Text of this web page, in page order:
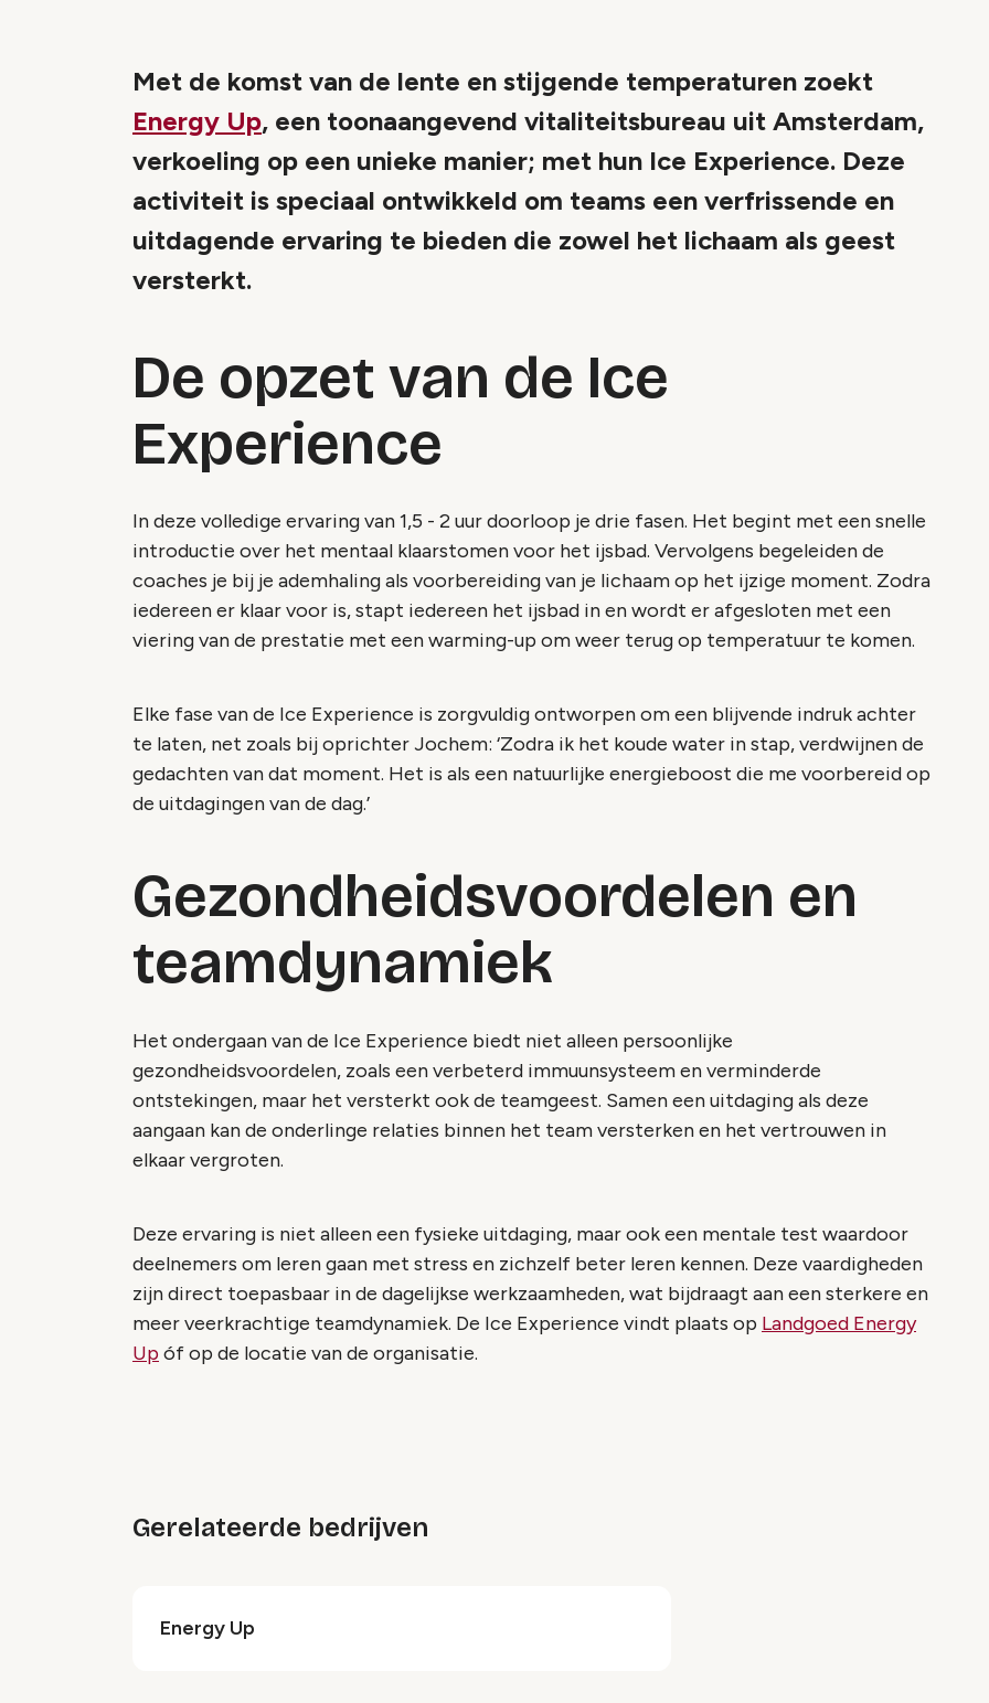
Met de komst van de lente en stijgende temperaturen zoekt
Energy Up, een toonaangevend vitaliteitsbureau uit Amsterdam,
verkoeling op een unieke manier; met hun Ice Experience. Deze
activiteit is speciaal ontwikkeld om teams een verfrissende en
uitdagende ervaring te bieden die zowel het lichaam als geest
versterkt.
De opzet van de Ice
Experience
In deze volledige ervaring van 1,5 - 2 uur doorloop je drie fasen. Het begint met een snelle
introductie over het mentaal klaarstomen voor het ijsbad. Vervolgens begeleiden de
coaches je bij je ademhaling als voorbereiding van je lichaam op het ijzige moment. Zodra
iedereen er klaar voor is, stapt iedereen het ijsbad in en wordt er afgesloten met een
viering van de prestatie met een warming-up om weer terug op temperatuur te komen.
Elke fase van de Ice Experience is zorgvuldig ontworpen om een blijvende indruk achter
te laten, net zoals bij oprichter Jochem: ‘Zodra ik het koude water in stap, verdwijnen de
gedachten van dat moment. Het is als een natuurlijke energieboost die me voorbereid op
de uitdagingen van de dag.’
Gezondheidsvoordelen en
teamdynamiek
Het ondergaan van de Ice Experience biedt niet alleen persoonlijke
gezondheidsvoordelen, zoals een verbeterd immuunsysteem en verminderde
ontstekingen, maar het versterkt ook de teamgeest. Samen een uitdaging als deze
aangaan kan de onderlinge relaties binnen het team versterken en het vertrouwen in
elkaar vergroten.
Deze ervaring is niet alleen een fysieke uitdaging, maar ook een mentale test waardoor
deelnemers om leren gaan met stress en zichzelf beter leren kennen. Deze vaardigheden
zijn direct toepasbaar in de dagelijkse werkzaamheden, wat bijdraagt aan een sterkere en
meer veerkrachtige teamdynamiek. De Ice Experience vindt plaats op Landgoed Energy
Upóf op de locatie van de organisatie.
Gerelateerde bedrijven
Energy Up